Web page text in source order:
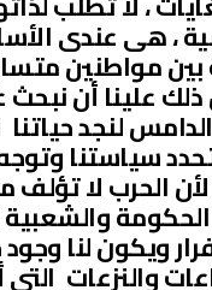
، هى عندى
بين مواطنين
علينا أن نبحث
لنجد
سياستنا
لأن الحرب لا
والشعبية
ويكون لنا
والنزعات